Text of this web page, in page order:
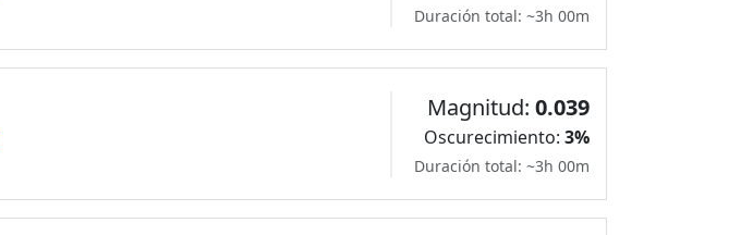
Duración total: ~3h 00m
Magnitud: 0.039
Oscurecimiento: 3%
Duración total: ~3h 00m